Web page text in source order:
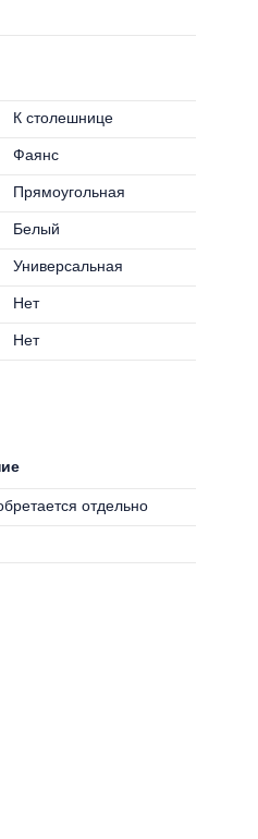
К столешнице
Фаянс
Прямоугольная
Белый
Универсальная
Нет
Нет
отдельно